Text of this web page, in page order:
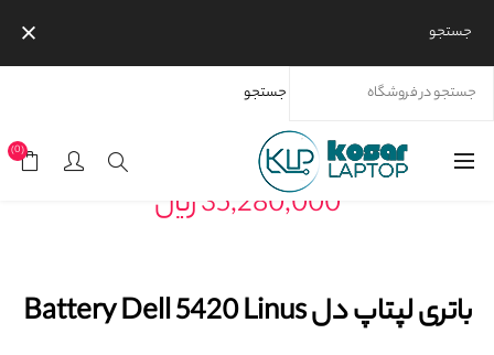
جستجو
جستجو
(0)
باتری لپتاپ دل Battery Dell 5420 Linus
35,280,000 ریال